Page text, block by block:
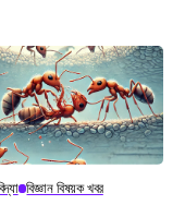
বিজ্ঞান বিষয়ক খবর